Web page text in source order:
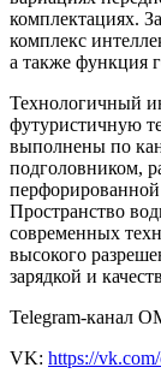
комплектациях.
комплекс
а также функция
Технологичный
футуристичную
выполнены по
подголовником,
Пространство
современных
высокого
зарядкой и
Telegram-канал
VK: https://